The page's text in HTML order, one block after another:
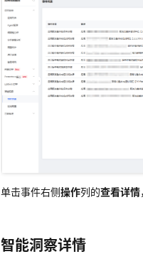
单击事件右侧操作列的查看详情
智能洞察详情